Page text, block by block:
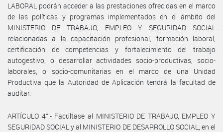
LABORAL podrán acceder a las prestaciones ofrecidas en el marco
de las políticas y programas implementados en el ámbito del
MINISTERIO DE TRABAJO, EMPLEO Y SEGURIDAD SOCIAL
relacionadas a la capacitación profesional, formación laboral,
certificación de competencias y fortalecimiento del trabajo
autogestivo, o desarrollar actividades socio-productivas, socio-
laborales, o socio-comunitarias en el marco de una Unidad
Productiva que la Autoridad de Aplicación tendrá la facultad de
auditar.
ARTÍCULO 4°.- Facúltase al MINISTERIO DE TRABAJO, EMPLEO Y
SEGURIDAD SOCIAL y al MINISTERIO DE DESARROLLO SOCIAL, en el